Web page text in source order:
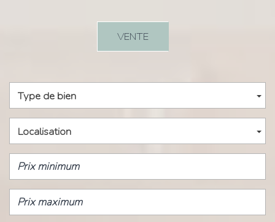
VENTE
Type de bien
Localisation